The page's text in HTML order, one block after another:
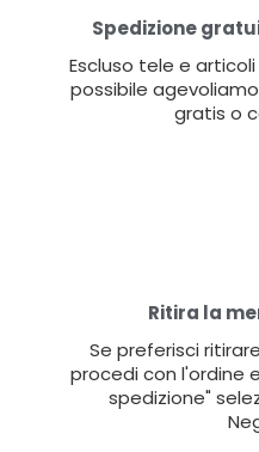
Spedizione
Escluso tele e
possibile
gratis o
Ritira la
Se preferisci
procedi con l'ordine
spedizione"